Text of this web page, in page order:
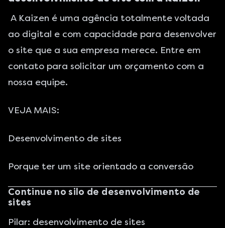
A Kaizen é uma agência totalmente voltada
ao digital e com capacidade para desenvolver
o site que a sua empresa merece. Entre em
contato para solicitar um orçamento com a
nossa equipe.
VEJA MAIS:
Desenvolvimento de sites
Porque ter um site orientado a conversão
Continue no silo de desenvolvimento de
sites
Pilar: desenvolvimento de sites